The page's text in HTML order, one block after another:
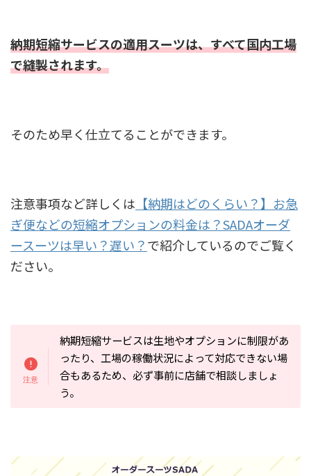
納期短縮サービスの適用スーツは、すべて国内工場
で縫製されます。
そのため早く仕立てることができます。
注意事項など詳しくは 【納期はどのくらい？】お急
ぎ便などの短縮オプションの料金は？SADAオーダ
ースーツは早い？遅い？で紹介しているのでご覧く
ださい。
納期短縮サービスは生地やオプションに制限があ
ったり、工場の稼働状況によって対応できない場
合もあるため、必ず事前に店舗で相談しましょ
う。